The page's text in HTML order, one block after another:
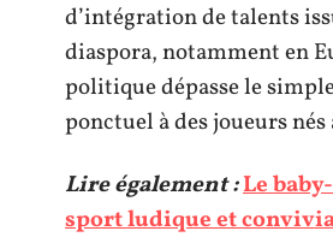
d’intégration de talents
diaspora, notamment en
politique dépasse le
ponctuel à des joueurs nés
Lire également :Le
sport ludique et